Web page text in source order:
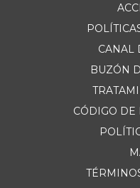
CANAL
BUZÓN
CÓDIGO DE